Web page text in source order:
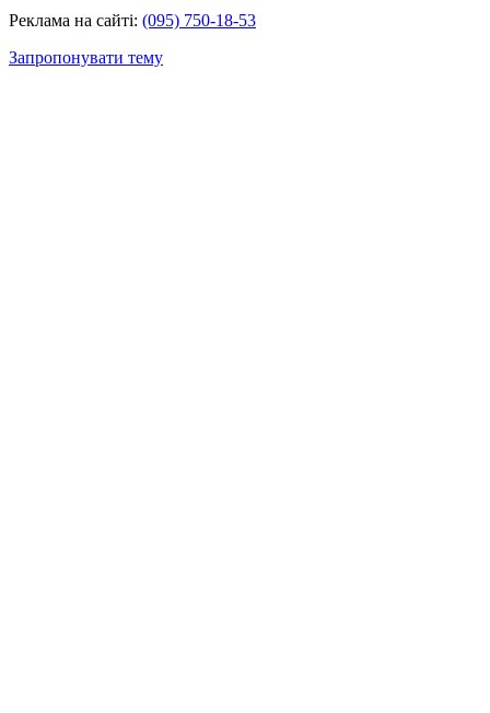
Реклама на сайті: (095) 750-18-53
Запропонувати тему